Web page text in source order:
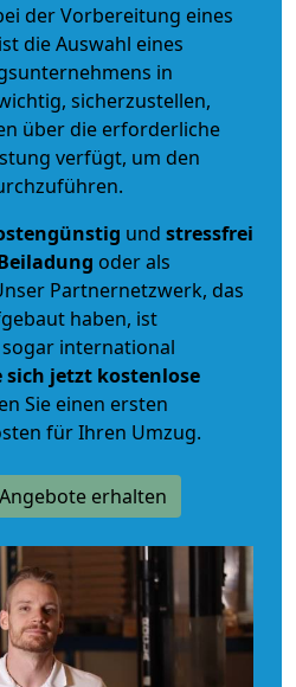
der Vorbereitung eines
die Auswahl eines
in
sicherzustellen,
über die erforderliche
verfügt, um den
und stressfrei
oder als
Partnernetzwerk, das
haben, ist
international
sich jetzt kostenlose
Sie einen ersten
für Ihren Umzug.
erhalten